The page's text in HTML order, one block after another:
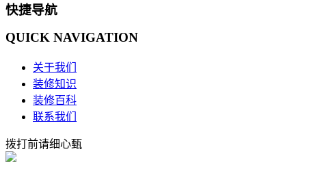
快捷导航
QUICK NAVIGATION
关于我们
装修知识
装修百科
联系我们
拨打前请细心甄